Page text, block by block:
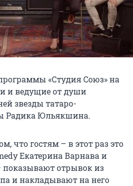
«Студия Союз» на
и ведущие от души
звезды татаро-
Радика Юльякшина.
что гостям – в этот раз это
Екатерина Варнава и
показывают отрывок из
и накладывают на него